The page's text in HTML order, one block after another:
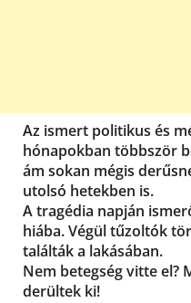
Az ismert politikus és
hónapokban többször
ám sokan mégis
utolsó hetekben is.
A tragédia napján
hiába. Végül tűzoltók
találták a lakásában.
Nem betegség vitte el?
derültek ki!